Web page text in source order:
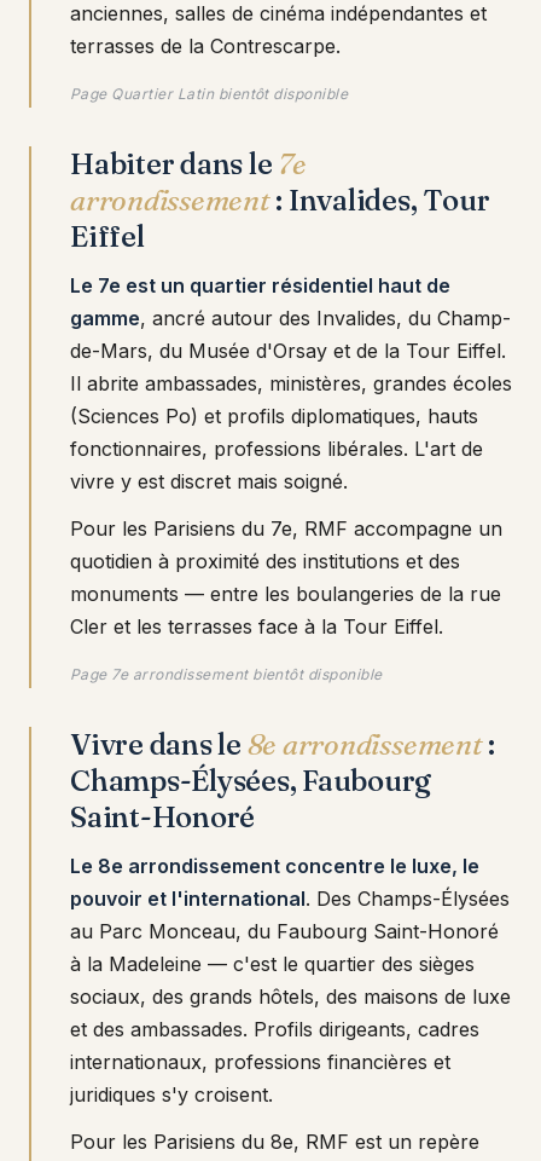
anciennes, salles de cinéma indépendantes et
terrasses de la Contrescarpe.
Page Quartier Latin bientôt disponible
Habiter dans le 7e
arrondissement: Invalides, Tour
Eiffel
Le 7e est un quartier résidentiel haut de
gamme, ancré autour des Invalides, du Champ-
de-Mars, du Musée d'Orsay et de la Tour Eiffel.
Il abrite ambassades, ministères, grandes écoles
(Sciences Po) et profils diplomatiques, hauts
fonctionnaires, professions libérales. L'art de
vivre y est discret mais soigné.
Pour les Parisiens du 7e, RMF accompagne un
quotidien à proximité des institutions et des
monuments — entre les boulangeries de la rue
Cler et les terrasses face à la Tour Eiffel.
Page 7e arrondissement bientôt disponible
Vivre dans le 8e arrondissement:
Champs-Élysées, Faubourg
Saint-Honoré
Le 8e arrondissement concentre le luxe, le
pouvoir et l'international. Des Champs-Élysées
au Parc Monceau, du Faubourg Saint-Honoré
à la Madeleine — c'est le quartier des sièges
sociaux, des grands hôtels, des maisons de luxe
et des ambassades. Profils dirigeants, cadres
internationaux, professions financières et
juridiques s'y croisent.
Pour les Parisiens du 8e, RMF est un repère